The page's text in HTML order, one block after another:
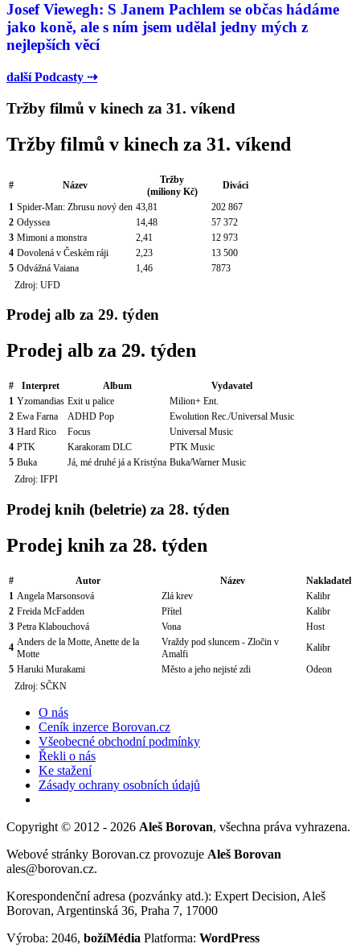
Josef Viewegh: S Janem Pachlem se občas hádáme
jako koně, ale s ním jsem udělal jedny mých z
nejlepších věcí
další Podcasty ⇢
Tržby filmů v kinech za 31. víkend
Tržby filmů v kinech za 31. víkend
# Název
Tržby
(miliony Kč)
Diváci
1 Spider-Man: Zbrusu nový den 43,81
202 867
2 Odyssea 14,48
57 372
3 Mimoni a monstra 2,41
12 973
4 Dovolená v Českém ráji 2,23
13 500
5 Odvážná Vaiana 1,46
7873
Zdroj: UFD
Prodej alb za 29. týden
Prodej alb za 29. týden
# Interpret Album
Vydavatel
1 Yzomandias Exit u palice
Milion+ Ent.
2 Ewa Farna ADHD Pop
Ewolution Rec./Universal Music
3 Hard Rico Focus
Universal Music
4 PTK Karakoram DLC
PTK Music
5 Buka Já, mé druhé já a Kristýna Buka/Warner Music
Zdroj: IFPI
Prodej knih (beletrie) za 28. týden
Prodej knih za 28. týden
# Autor Název
Nakladatel
1 Angela Marsonsová Zlá krev
Kalibr
2 Freida McFadden Přítel
Kalibr
3 Petra Klabouchová Vona
Host
4 Anders de la Motte, Anette de la
Motte
Vraždy pod sluncem - Zločin v
Amalfi
Kalibr
5 Haruki Murakami Město a jeho nejisté zdi
Odeon
Zdroj: SČKN
O nás
Ceník inzerce Borovan.cz
Všeobecné obchodní podmínky
Řekli o nás
Ke stažení
Zásady ochrany osobních údajů
Copyright © 2012 - 2026 Aleš Borovan, všechna práva vyhrazena.
Webové stránky Borovan.cz provozuje Aleš Borovan
ales@borovan.cz.
Korespondenční adresa (pozvánky atd.): Expert Decision, Aleš
Borovan, Argentinská 36, Praha 7, 17000
Výroba: 2046, božíMédia Platforma: WordPress